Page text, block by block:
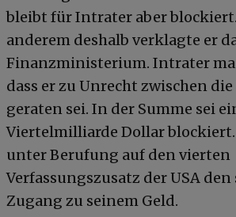
bleibt für Intrater aber
anderem deshalb verklagte er
Finanzministerium. Intrater
dass er zu Unrecht zwischen
geraten sei. In der Summe sei
Viertelmilliarde Dollar
unter Berufung auf den vierten
Verfassungszusatz der USA
Zugang zu seinem Geld.